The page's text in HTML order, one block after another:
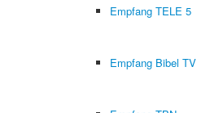
Empfang TELE 5
Empfang Bibel TV